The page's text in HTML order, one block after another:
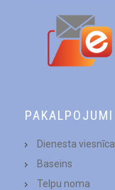
PAKALPOJUMI
Dienesta viesnīca
Baseins
Telpu noma